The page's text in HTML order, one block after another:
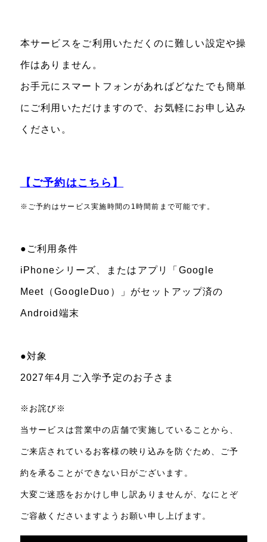
本サービスをご利用いただくのに難しい設定や操
作はありません。
お手元にスマートフォンがあればどなたでも簡単
にご利用いただけますので、お気軽にお申し込み
ください。
【ご予約はこちら】
※ご予約はサービス実施時間の1時間前まで可能です。
●ご利用条件
iPhoneシリーズ、またはアプリ「Google
Meet（GoogleDuo）」がセットアップ済の
Android端末
●対象
2027年4月ご入学予定のお子さま
※お詫び※
当サービスは営業中の店舗で実施していることから、
ご来店されているお客様の映り込みを防ぐため、ご予
約を承ることができない日がございます。
大変ご迷惑をおかけし申し訳ありませんが、なにとぞ
ご容赦くださいますようお願い申し上げます。